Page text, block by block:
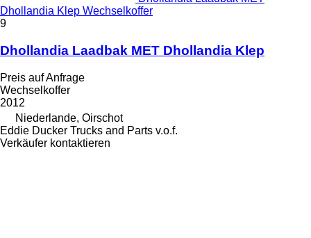
Dhollandia Klep Wechselkoffer
9
Dhollandia Laadbak MET Dhollandia Klep
Preis auf Anfrage
Wechselkoffer
2012
Niederlande, Oirschot
Eddie Ducker Trucks and Parts v.o.f.
Verkäufer kontaktieren